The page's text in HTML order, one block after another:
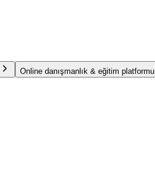
Online danışmanlık & eğitim platformu